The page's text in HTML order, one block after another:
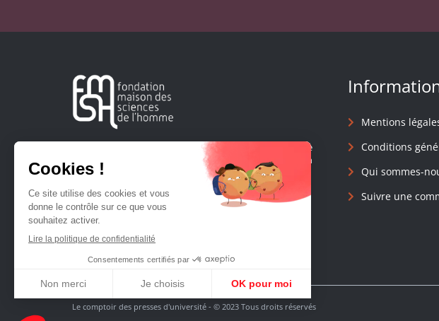
Créée en 1963, la Fondation Maison Sciences de l'Homme
soutient la recherche et la diffusion des connaissances en
sciences humaines et sociales.
Mentions
Conditions
Qui sommes-
Suivre une
Le comptoir des presses d'université - © 2023 Tous droits réservés